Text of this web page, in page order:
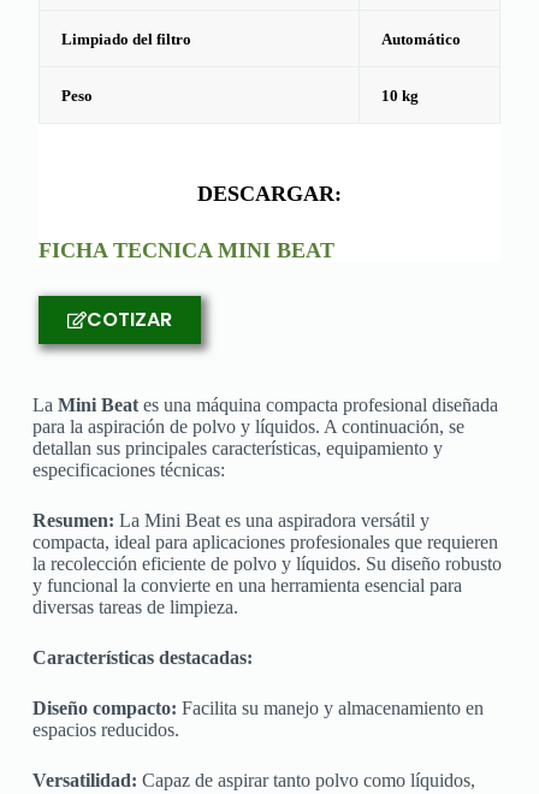
Limpiado del filtro Automático
Peso 10 kg
DESCARGAR:
FICHA TECNICA MINI BEAT
COTIZAR
La Mini Beates una máquina compacta profesional diseñada
para la aspiración de polvo y líquidos. A continuación, se
detallan sus principales características, equipamiento y
especificaciones técnicas:
Resumen: La Mini Beat es una aspiradora versátil y
compacta, ideal para aplicaciones profesionales que requieren
la recolección eficiente de polvo y líquidos. Su diseño robusto
y funcional la convierte en una herramienta esencial para
diversas tareas de limpieza.
Características destacadas:
Diseño compacto: Facilita su manejo y almacenamiento en
espacios reducidos.
Versatilidad: Capaz de aspirar tanto polvo como líquidos,